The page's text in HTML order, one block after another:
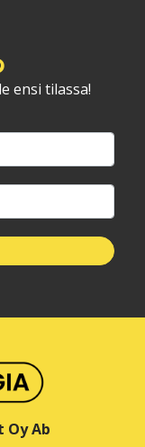
ensi tilassa!
Oy Ab